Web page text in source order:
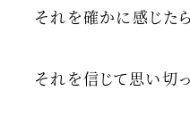
それを確かに感じたら
それを信じて思い切